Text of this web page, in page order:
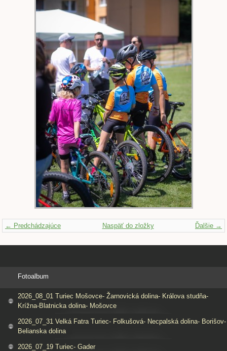
← Predchádzajúce Ďalšie →
Naspäť do zložky
Fotoalbum
2026_08_01 Turiec Mošovce- Žarnovická dolina- Králova studňa-
Krížna-Blatnicka dolina- Mošovce
2026_07_31 Velká Fatra Turiec- Folkušová- Necpalská dolina- Borišov-
Belianska dolina
2026_07_19 Turiec- Gader